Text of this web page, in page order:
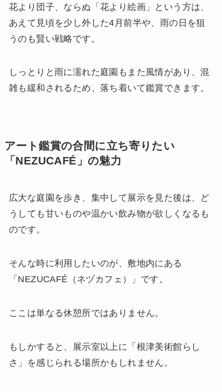
花より団子、ならぬ「花より絵画」という方は、
あえて見頃を少し外した4月前半や、雨の日を狙
うのも賢い戦略です。
しっとりと雨に濡れた庭園もまた風情があり、混
雑も緩和されるため、落ち着いて鑑賞できます。
アート鑑賞の合間に立ち寄りたい
「NEZUCAFÉ」の魅力
広大な庭園を歩き、集中して展示を見た後は、ど
うしても甘いものや温かい飲み物が欲しくなるも
のです。
そんな時に利用したいのが、敷地内にある
「NEZUCAFÉ（ネヅカフェ）」です。
ここは単なる休憩所ではありません。
もしかすると、展示室以上に「根津美術館らし
さ」を感じられる場所かもしれません。